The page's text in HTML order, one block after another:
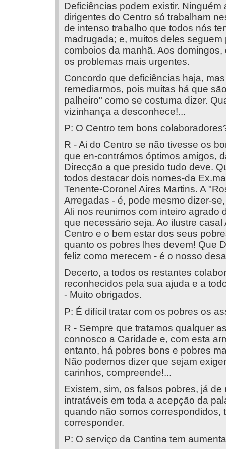
Deficiências podem existir.
dirigentes do Centro só trabalham
de intenso trabalho que todos nós
madrugada; e, muitos deles
comboios da manhã. Aos
os problemas mais urgentes.
Concordo que deficiências haja,
remediarmos, pois muitas há que
palheiro" como se costuma dizer.
vizinhança a desconhece!...
P: O Centro tem bons
R - Ai do Centro se não tivesse os
que en-contrámos óptimos amigos,
Direcção a que presido tudo deve.
todos destacar dois nomes-da
Tenente-Coronel Aires Martins. A
Arregadas - é, pode mesmo dizer-
Ali nos reunimos com inteiro agrado
que necessário seja. Ao ilustre
Centro e o bem estar dos seus
quanto os pobres lhes devem! Que
feliz como merecem - é o nosso
Decerto, a todos os restantes
reconhecidos pela sua ajuda e a
- Muito obrigados.
P: É difícil tratar com os pobres os
R - Sempre que tratamos qualquer
connosco a Caridade e, com esta
entanto, há pobres bons e pobres
Não podemos dizer que sejam
carinhos, compreende!...
Existem, sim, os falsos pobres, já
intratáveis em toda a acepção da
quando não somos correspondidos,
corresponder.
P: O serviço da Cantina tem